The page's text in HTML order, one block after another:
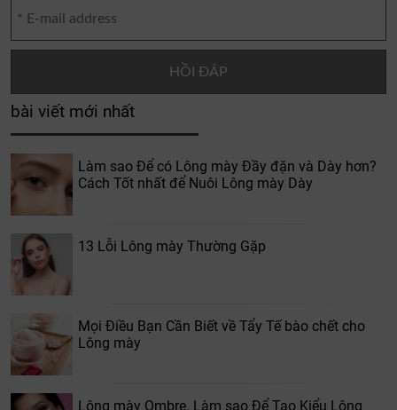
bài viết mới nhất
Làm sao Để có Lông mày Đầy đặn và Dày hơn?
Cách Tốt nhất để Nuôi Lông mày Dày
13 Lỗi Lông mày Thường Gặp
Mọi Điều Bạn Cần Biết về Tẩy Tế bào chết cho
Lông mày
Lông mày Ombre. Làm sao Để Tạo Kiểu Lông